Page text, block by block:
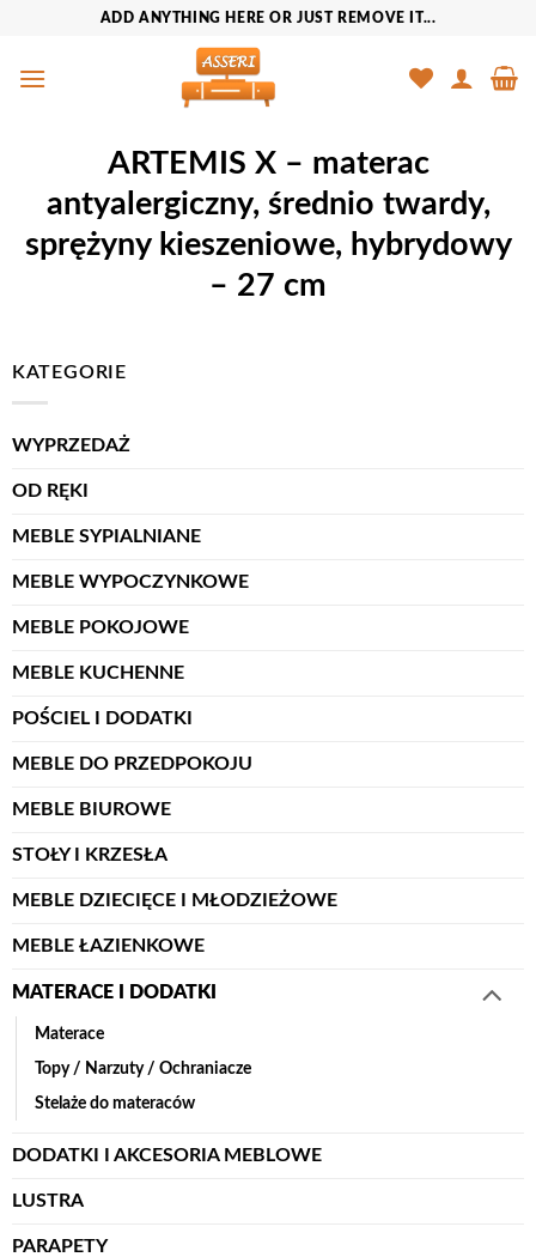
zawartości
ADD ANYTHING HERE OR JUST REMOVE IT...
ARTEMIS X – materac
antyalergiczny, średnio twardy,
sprężyny kieszeniowe, hybrydowy
– 27 cm
KATEGORIE
WYPRZEDAŻ
OD RĘKI
MEBLE SYPIALNIANE
MEBLE WYPOCZYNKOWE
MEBLE POKOJOWE
MEBLE KUCHENNE
POŚCIEL I DODATKI
MEBLE DO PRZEDPOKOJU
MEBLE BIUROWE
STOŁY I KRZESŁA
MEBLE DZIECIĘCE I MŁODZIEŻOWE
MEBLE ŁAZIENKOWE
MATERACE I DODATKI
Materace
Topy / Narzuty / Ochraniacze
Stelaże do materaców
DODATKI I AKCESORIA MEBLOWE
LUSTRA
PARAPETY